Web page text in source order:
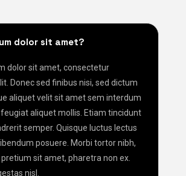
dolor sit amet?
dolor sit amet, consectetur
Donec sed finibus nisi, sed dictum
aliquet velit sit amet sem interdum
aliquet mollis. Etiam tincidunt
semper. Quisque luctus lectus
posuere. Morbi tortor nibh,
sit amet, pharetra non ex.
nisl.